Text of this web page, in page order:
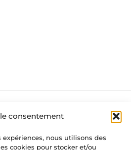
consentement
nous utilisons des
cookies pour stocker et/ou
en-Montagne